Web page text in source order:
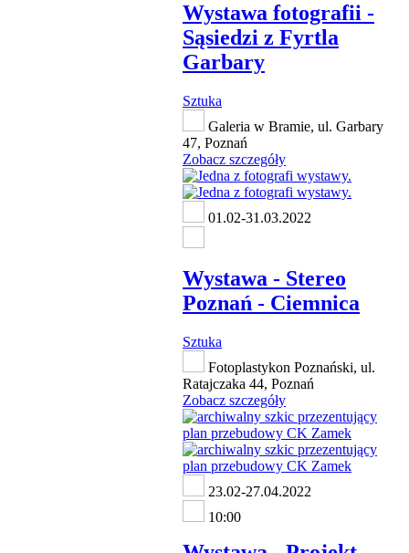
Wystawa fotografii -
Sąsiedzi z Fyrtla
Garbary
Sztuka
Galeria w Bramie, ul. Garbary
47, Poznań
Zobacz szczegóły
01.02-31.03.2022
Wystawa - Stereo
Poznań - Ciemnica
Sztuka
Fotoplastykon Poznański, ul.
Ratajczaka 44, Poznań
Zobacz szczegóły
23.02-27.04.2022
10:00